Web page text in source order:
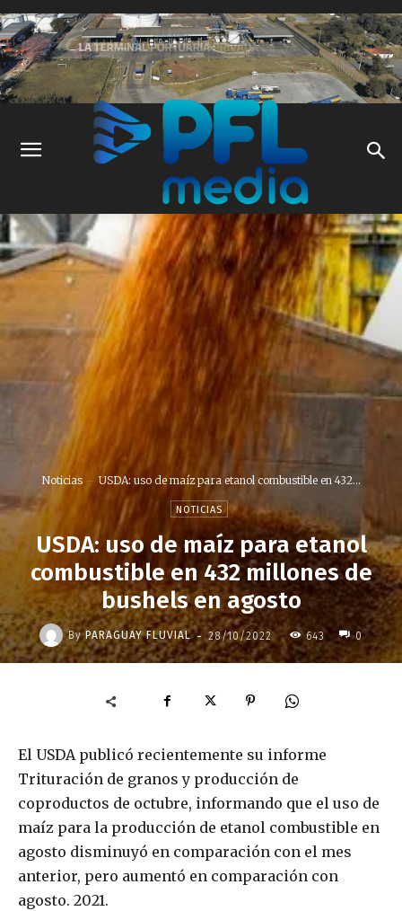
Noticias USDA: uso de maíz para etanol combustible en 432...
NOTICIAS
USDA: uso de maíz para etanol
combustible en 432 millones de
bushels en agosto
By PARAGUAY FLUVIAL - 28/10/2022 643 0
El USDA publicó recientemente su informe
Trituración de granos y producción de
coproductos de octubre, informando que el uso de
maíz para la producción de etanol combustible en
agosto disminuyó en comparación con el mes
anterior, pero aumentó en comparación con
agosto. 2021.